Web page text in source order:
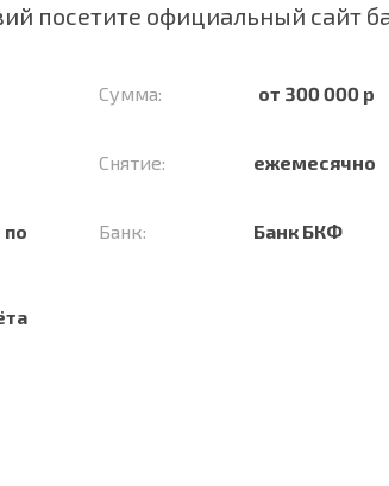
посетите официальный сайт
Сумма: от 300 000 р
Снятие: ежемесячно
Банк: Банк БКФ